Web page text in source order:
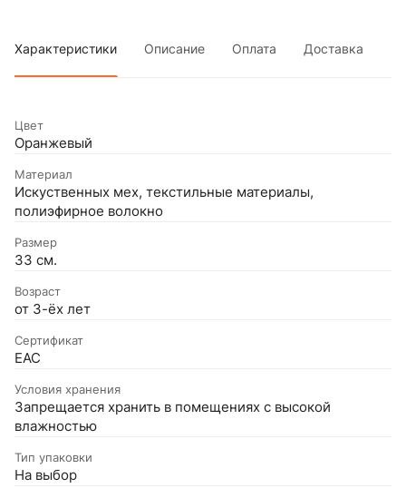
Характеристики Описание Оплата Доставка
Цвет
Оранжевый
Материал
Искуственных мех, текстильные материалы,
полиэфирное волокно
Размер
33 см.
Возраст
от 3-ёх лет
Сертификат
EAC
Условия хранения
Запрещается хранить в помещениях с высокой
влажностью
Тип упаковки
На выбор